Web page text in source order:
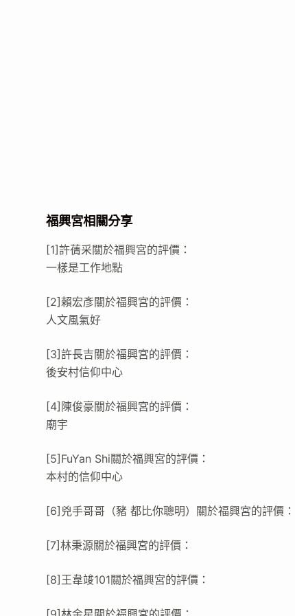
福興宮相關分享
[1]許蒨采關於福興宮的評價：
一樣是工作地點
[2]賴宏彥關於福興宮的評價：
人文風氣好
[3]許長吉關於福興宮的評價：
後安村信仰中心
[4]陳俊豪關於福興宮的評價：
廟宇
[5]FuYan Shi關於福興宮的評價：
本村的信仰中心
[6]兇手哥哥（豬 都比你聰明）關於福興宮的評價：
[7]林秉源關於福興宮的評價：
[8]王韋竣101關於福興宮的評價：